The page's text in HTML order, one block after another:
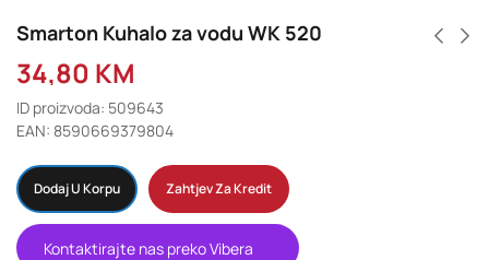
Smarton Kuhalo za vodu WK 520
34,80 KM
ID proizvoda: 509643
EAN: 8590669379804
Dodaj U Korpu Zahtjev Za Kredit
Kontaktirajte nas preko Vibera